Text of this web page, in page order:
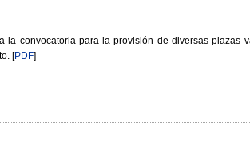
la convocatoria para la provisión de diversas plazas
[PDF]